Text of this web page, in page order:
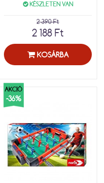
KÉSZLETEN VAN
2 390 Ft
2 188 Ft
KOSÁRBA
AKCIÓ
-36%